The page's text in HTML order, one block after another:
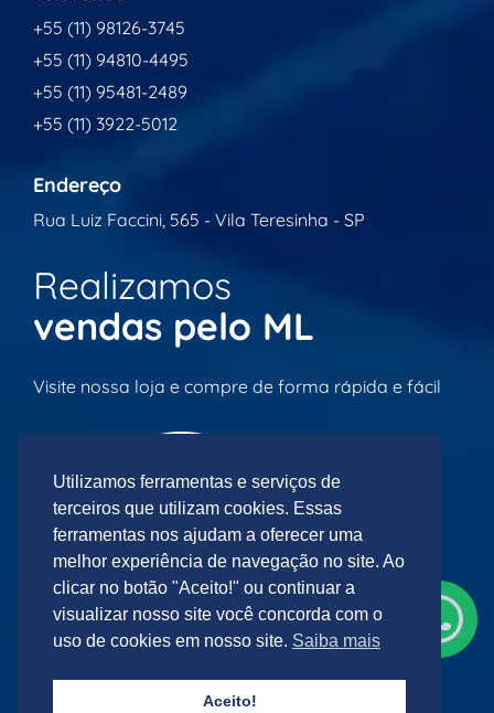
+55 (11) 98126-3745
+55 (11) 94810-4495
+55 (11) 95481-2489
+55 (11) 3922-5012
Endereço
Rua Luiz Faccini, 565 - Vila Teresinha - SP
Realizamos
vendas pelo ML
Visite nossa loja e compre de forma rápida e fácil
Utilizamos ferramentas e serviços de
terceiros que utilizam cookies. Essas
ferramentas nos ajudam a oferecer uma
melhor experiência de navegação no site. Ao
clicar no botão "Aceito!" ou continuar a
visualizar nosso site você concorda com o
uso de cookies em nosso site. Saiba mais
Aceito!